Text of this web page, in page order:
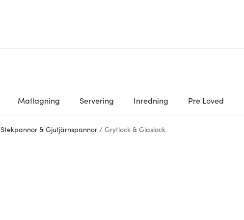
Matlagning Servering Inredning Pre Loved
Stekpannor & Gjutjärnspannor / Grytlock & Glaslock